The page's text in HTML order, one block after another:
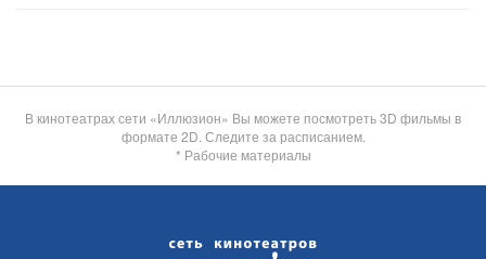
В кинотеатрах сети «Иллюзион» Вы можете посмотреть 3D фильмы в
формате 2D. Следите за расписанием.
* Рабочие материалы